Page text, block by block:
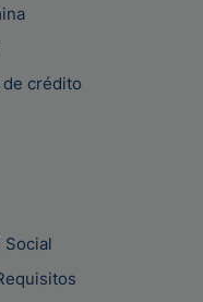
crédito
Social